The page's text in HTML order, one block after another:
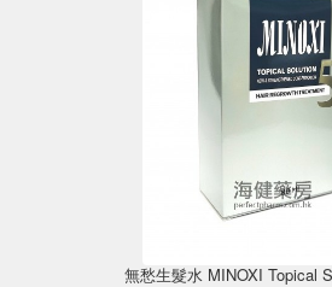
無愁生髮水 MINOXI Topical